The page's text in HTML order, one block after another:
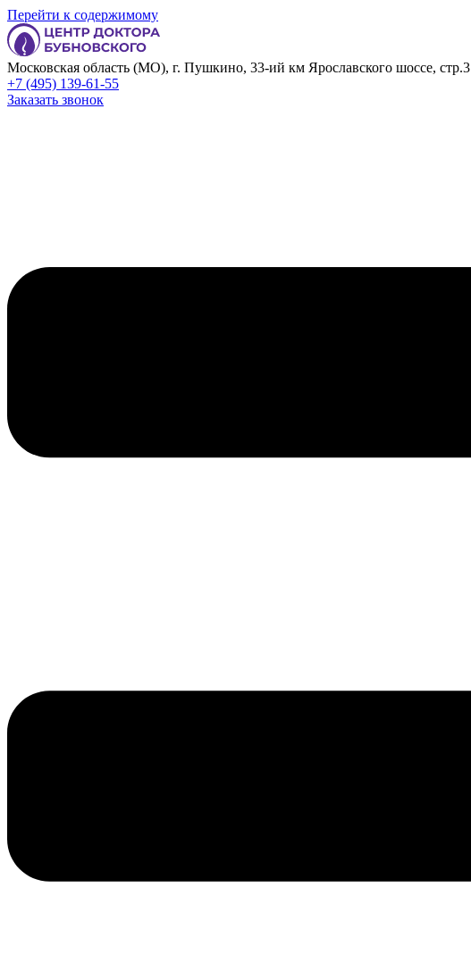
Перейти к содержимому
Московская область (МО), г. Пушкино, 33-ий км Ярославского шоссе, стр.3
+7 (495) 139-61-55
Заказать звонок